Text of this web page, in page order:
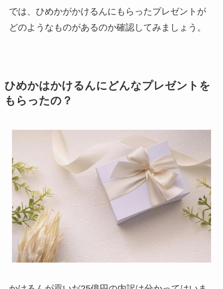
では、ひめかがかけるんにもらったプレゼントが
どのようなものがあるのか確認してみましょう。
ひめかはかけるんにどんなプレゼントを
もらったの？